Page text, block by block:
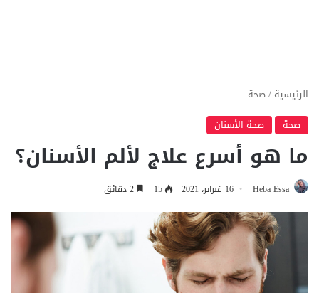
الرئيسية /صحة
صحة
صحة الأسنان
ما هو أسرع علاج لألم الأسنان؟
Heba Essa 16 فبراير، 2021 15